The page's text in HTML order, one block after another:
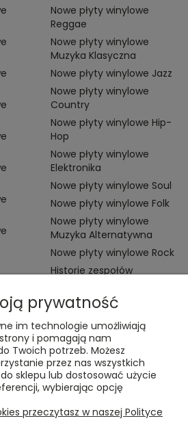
Nowe płyty winylowe
Reggae
Nowe płyty winylowe
Muzyka Klasyczna
Nowe płyty winylowe Jazz
Nowe płyty winylowe
Country
Nowe płyty winylowe Hip-
Hop
Nowe płyty winylowe
Elektronika
Nowe płyty winylowe Soul
Nowe płyty winylowe Folk
Nowe płyty winylowe
Muzyka Alternatywna
Nowe płyty winylowe Rock
Historie zespołów
Warszawa
prywatność
im technologie umożliwiają
i pomagają nam
Twoich potrzeb. Możesz
przez nas wszystkich
sklepu lub dostosować użycie
wybierając opcję
przeczytasz w naszej Polityce